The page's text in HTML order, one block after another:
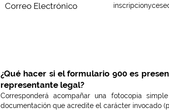
Correo Electrónico
¿Qué hacer si el formulario 900 es
representante legal?
Corresponderá acompañar una fotocopia
documentación que acredite el carácter invocado